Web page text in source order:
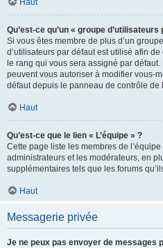
Haut
Qu’est-ce qu’un « groupe d’utilisateurs
Si vous êtes membre de plus d’un
d’utilisateurs par défaut est utilisé afin
le rang qui vous sera assigné par
peuvent vous autoriser à modifier vous-
défaut depuis le panneau de contrôle de
Haut
Qu’est-ce que le lien « L’équipe » ?
Cette page liste les membres de
administrateurs et les modérateurs, en
supplémentaires tels que les forums
Haut
Messagerie privée
Je ne peux pas envoyer de messages